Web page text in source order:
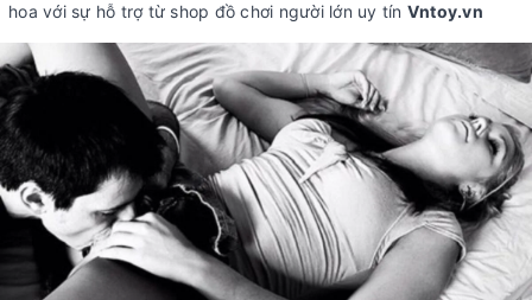
hoa với sự hỗ trợ từ shop đồ chơi người lớn uy tín Vntoy.vn